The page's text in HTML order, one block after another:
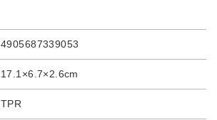
4905687339053
17.1×6.7×2.6cm
TPR